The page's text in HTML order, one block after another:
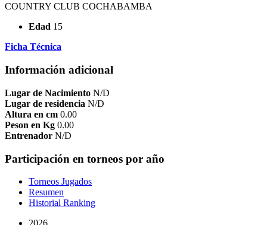
COUNTRY CLUB COCHABAMBA
Edad 15
Ficha Técnica
Información adicional
Lugar de Nacimiento N/D
Lugar de residencia N/D
Altura en cm 0.00
Peson en Kg 0.00
Entrenador N/D
Participación en torneos por año
Torneos Jugados
Resumen
Historial Ranking